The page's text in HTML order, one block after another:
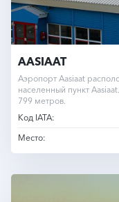
AASIAAT
Аэропорт Aasiaat
населенный пункт
799 метров.
Код IATA:
Место: